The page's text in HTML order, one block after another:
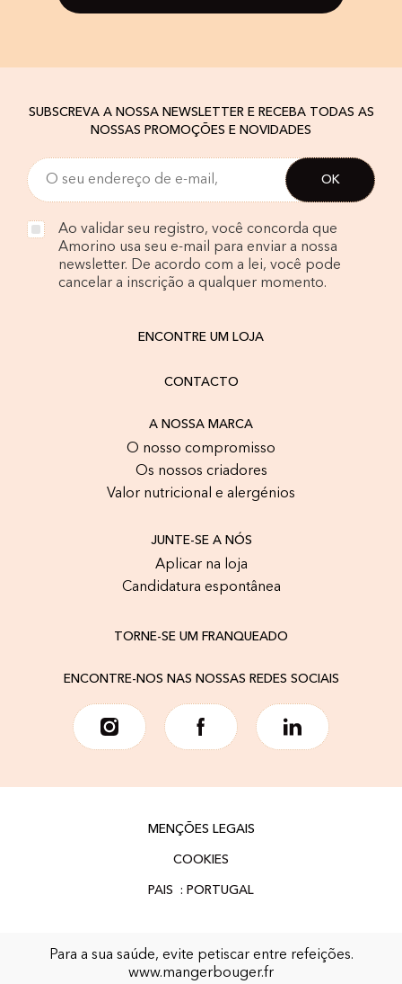
SUBSCREVA A NOSSA NEWSLETTER E RECEBA TODAS AS
NOSSAS PROMOÇÕES E NOVIDADES
Ao validar seu registro, você concorda que
Amorino usa seu e-mail para enviar a nossa
newsletter. De acordo com a lei, você pode
cancelar a inscrição a qualquer momento.
ENCONTRE UM LOJA
CONTACTO
A NOSSA MARCA
O nosso compromisso
Os nossos criadores
Valor nutricional e alergénios
JUNTE-SE A NÓS
Aplicar na loja
Candidatura espontânea
TORNE-SE UM FRANQUEADO
ENCONTRE-NOS NAS NOSSAS REDES SOCIAIS
MENÇÕES LEGAIS
COOKIES
Para a sua saúde, evite petiscar entre refeições.
www.mangerbouger.fr